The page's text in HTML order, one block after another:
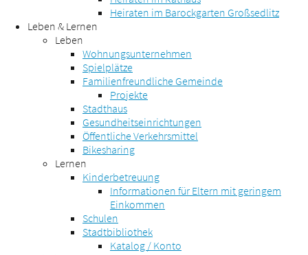
Heiraten im Barockgarten Großsedlitz
Leben & Lernen
Leben
Wohnungsunternehmen
Spielplätze
Familienfreundliche Gemeinde
Projekte
Stadthaus
Gesundheitseinrichtungen
Öffentliche Verkehrsmittel
Bikesharing
Lernen
Kinderbetreuung
Informationen für Eltern mit geringem
Einkommen
Schulen
Stadtbibliothek
Katalog / Konto